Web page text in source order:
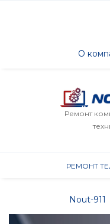
О
Ремонт
РЕМОНТ
Nout-911